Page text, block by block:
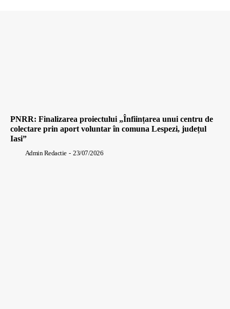
PNRR: Finalizarea proiectului „Înființarea unui centru de
colectare prin aport voluntar în comuna Lespezi, județul
Iasi”
Admin Redactie - 23/07/2026